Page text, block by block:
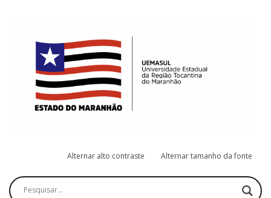
Alternar alto contraste Alternar tamanho da fonte
Pesquisar